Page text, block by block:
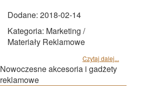
Dodane: 2018-02-14
Kategoria: Marketing /
Materiały Reklamowe
Czytaj dalej...
Nowoczesne akcesoria i gadżety
reklamowe